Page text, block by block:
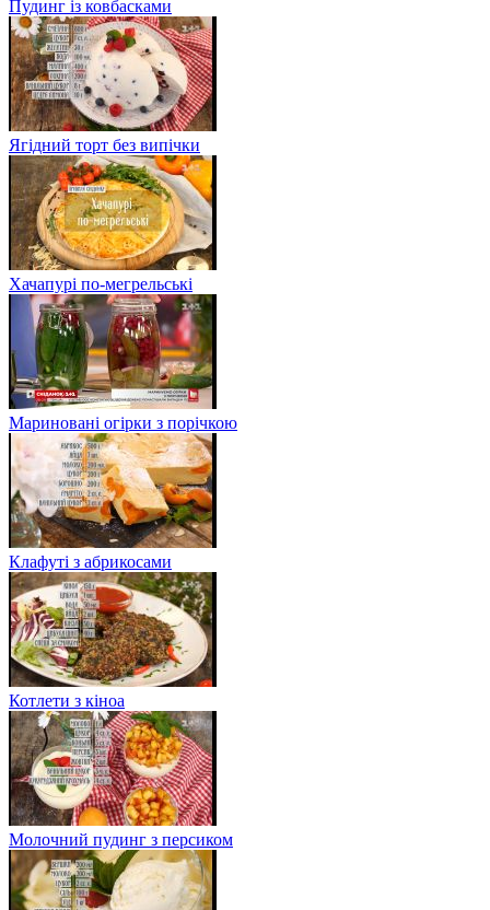
Пудинг із ковбасками
Ягідний торт без випічки
Хачапурі по-мегрельські
Мариновані огірки з порічкою
Клафуті з абрикосами
Котлети з кіноа
Молочний пудинг з персиком